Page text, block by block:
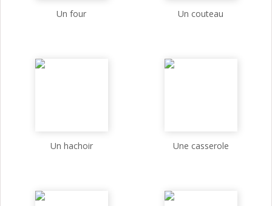
Un four Un couteau
Un hachoir Une casserole